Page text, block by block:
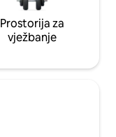
Prostorija za
vježbanje